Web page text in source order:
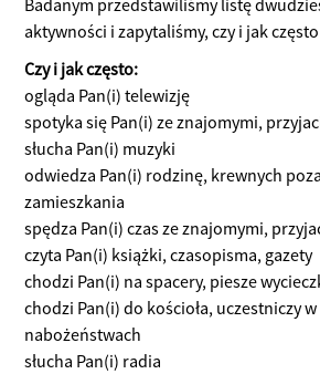
aktywności i zapytaliśmy, czy i jak
Czy i jak często:
ogląda Pan(i) telewizję
spotyka się Pan(i) ze znajomymi,
słucha Pan(i) muzyki
odwiedza Pan(i) rodzinę, krewnych
zamieszkania
spędza Pan(i) czas ze znajomymi,
czyta Pan(i) książki, czasopisma, gazety
chodzi Pan(i) na spacery, piesze
chodzi Pan(i) do kościoła, uczestniczy
nabożeństwach
słucha Pan(i) radia